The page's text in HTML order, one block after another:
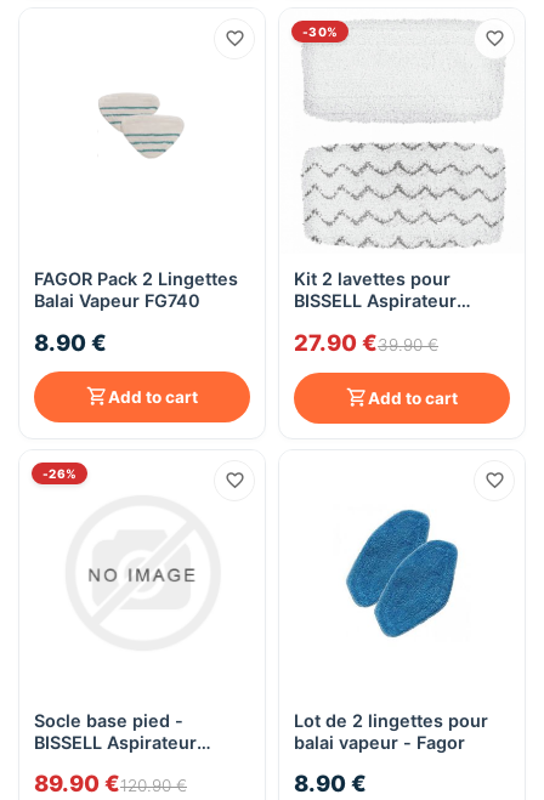
FAGOR Pack 2 Lingettes
Balai Vapeur FG740
8.90 €
Add to cart
-30%
Kit 2 lavettes pour
BISSELL Aspirateur
1977N
27.90 €39.90 €
Add to cart
-26%
Socle base pied -
BISSELL Aspirateur
1977N
89.90 €120.90 €
Lot de 2 lingettes pour
balai vapeur - Fagor
8.90 €